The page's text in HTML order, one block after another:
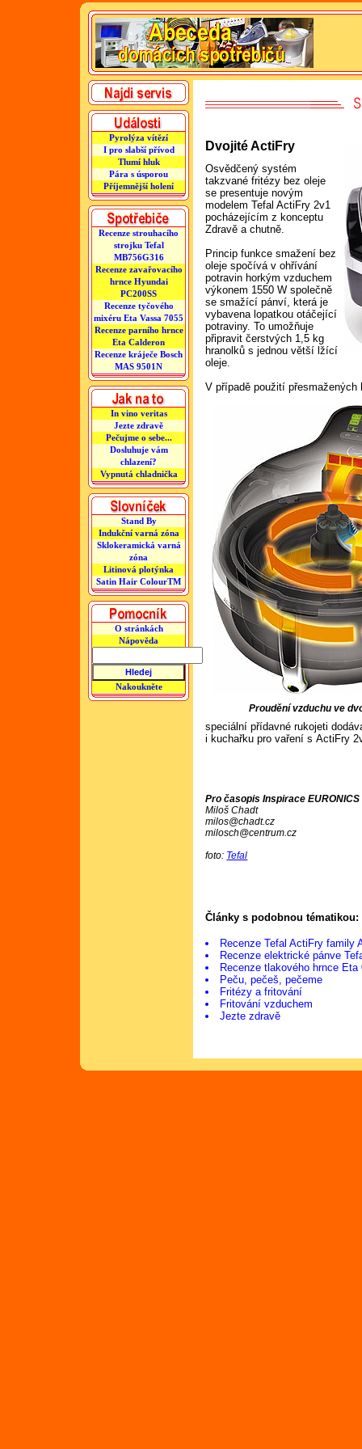
Pyrolýza vítězí
I pro slabší přívod
Tlumí hluk
Pára s úsporou
Příjemnější holení
Recenze strouhacího
strojku Tefal
MB756G316
Recenze zavařovacího
hrnce Hyundai
PC200SS
Recenze tyčového
mixéru Eta Vassa 7055
Recenze parního hrnce
Eta Calderon
Recenze kráječe Bosch
MAS 9501N
In vino veritas
Jezte zdravě
Pečujme o sebe...
Dosluhuje vám
chlazení?
Vypnutá chladnička
Stand By
Indukční varná zóna
Sklokeramická varná
zóna
Litinová plotýnka
Satin Hair ColourTM
O stránkách
Nápověda
Nakoukněte
Dvojité ActiFry
Osvědčený systém
takzvané fritézy bez oleje
se presentuje novým
modelem Tefal ActiFry 2v1
pocházejícím z konceptu
Zdravě a chutně.
Princip funkce smažení bez
oleje spočívá v ohřívání
potravin horkým vzduchem
výkonem 1550 W společně
se smažící pánví, která je
vybavena lopatkou otáčející
potraviny. To umožňuje
připravit čerstvých 1,5 kg
hranolků s jednou větší lžící
oleje.
V případě použití
Proudění vzduchu ve
speciální přídavné rukojeti
i kuchařku pro vaření s ActiFry
Pro časopis Inspirace EURONICS
Miloš Chadt
milos@chadt.cz
milosch@centrum.cz
foto: Tefal
Články s podobnou tématikou:
Recenze Tefal ActiFry family
Recenze elektrické pánve
Recenze tlakového hrnce Eta
Peču, pečeš, pečeme
Fritézy a fritování
Fritování vzduchem
Jezte zdravě